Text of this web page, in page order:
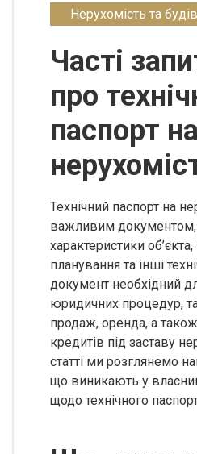
Нерухомість та
Часті
про
паспорт на
Технічний паспорт на
важливим документом,
характеристики
планування та інші
документ необхідний
юридичних процедур,
продаж, оренда, а
кредитів під заставу
статті ми розглянемо
що виникають у
щодо технічного